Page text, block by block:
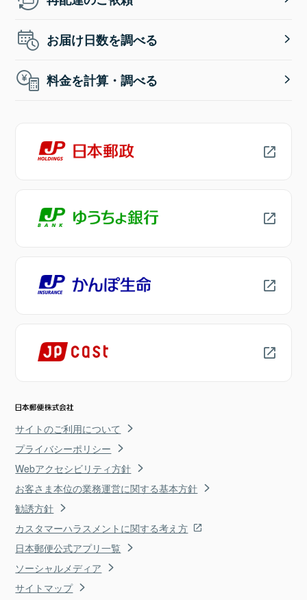
お届け日数を調べる
料金を計算・調べる
サイトのご利用について
プライバシーポリシー
Webアクセシビリティ方針
お客さま本位の業務運営に関する基本方針
勧誘方針
カスタマーハラスメントに関する考え方
日本郵便公式アプリ一覧
ソーシャルメディア
サイトマップ